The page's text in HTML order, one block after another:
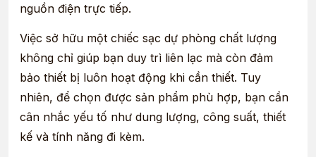
nguồn điện trực tiếp.
Việc sở hữu một chiếc sạc dự phòng chất lượng
không chỉ giúp bạn duy trì liên lạc mà còn đảm
bảo thiết bị luôn hoạt động khi cần thiết. Tuy
nhiên, để chọn được sản phẩm phù hợp, bạn cần
cân nhắc yếu tố như dung lượng, công suất, thiết
kế và tính năng đi kèm.